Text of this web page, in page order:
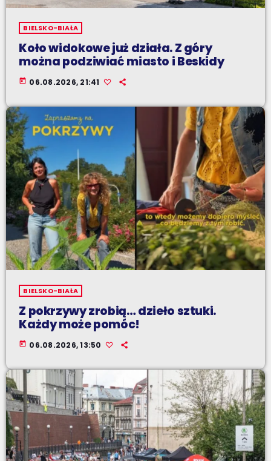
BIELSKO-BIAŁA
Koło widokowe już działa. Z góry
można podziwiać miasto i Beskidy
today 06.08.2026, 21:41
BIELSKO-BIAŁA
Z pokrzywy zrobią… dzieło sztuki.
Każdy może pomóc!
today 06.08.2026, 13:50